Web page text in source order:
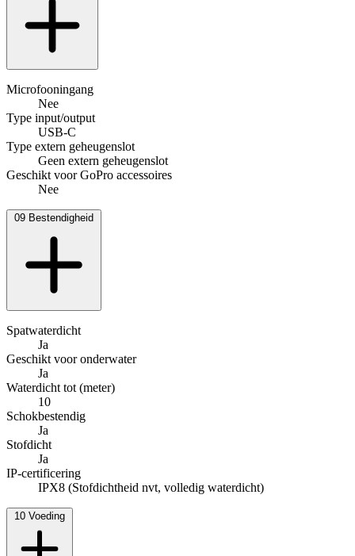
Microfooningang
Nee
Type input/output
USB-C
Type extern geheugenslot
Geen extern geheugenslot
Geschikt voor GoPro accessoires
Nee
09 Bestendigheid
Spatwaterdicht
Ja
Geschikt voor onderwater
Ja
Waterdicht tot (meter)
10
Schokbestendig
Ja
Stofdicht
Ja
IP-certificering
IPX8 (Stofdichtheid nvt, volledig waterdicht)
10 Voeding